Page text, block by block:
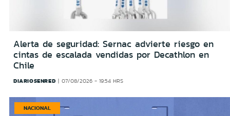
Alerta de seguridad: Sernac advierte riesgo en
cintas de escalada vendidas por Decathlon en
Chile
DIARIOSENRED 07/08/2026 - 19:54 HRS
NACIONAL